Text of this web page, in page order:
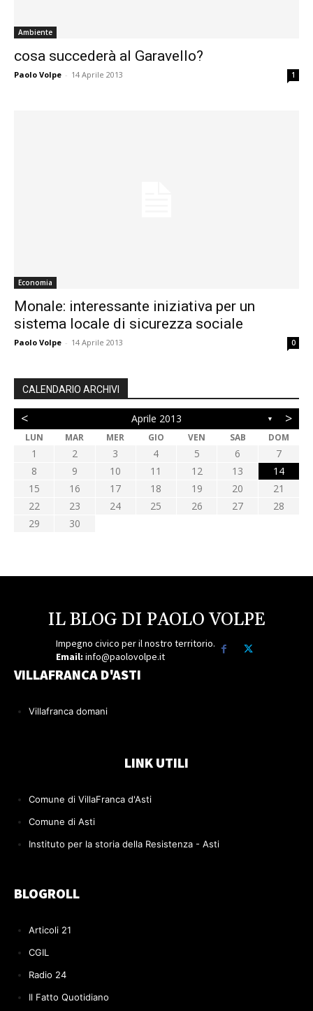
Ambiente
cosa succederà al Garavello?
Paolo Volpe - 14 Aprile 2013 1
Economia
Monale: interessante iniziativa per un
sistema locale di sicurezza sociale
Paolo Volpe - 14 Aprile 2013 0
CALENDARIO ARCHIVI
< Aprile 2013 ▼ >
LUN MAR MER GIO VEN SAB DOM
1 2 3 4 5 6
7
8
9 10 11 12 13
14
15
16 17 18 19 20
21
22
23 24 25 26 27
28
29
30
IL BLOG DI PAOLO VOLPE
Impegno civico per il nostro territorio.
Email: info@paolovolpe.it
VILLAFRANCA D'ASTI
Villafranca domani
LINK UTILI
Comune di VillaFranca d'Asti
Comune di Asti
Instituto per la storia della Resistenza - Asti
BLOGROLL
Articoli 21
CGIL
Radio 24
Il Fatto Quotidiano